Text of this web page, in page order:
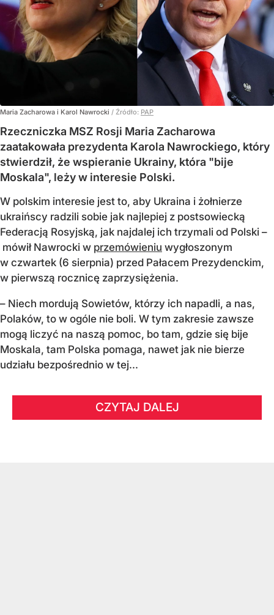
Maria Zacharowa i Karol Nawrocki / Źródło: PAP
Rzeczniczka MSZ Rosji Maria Zacharowa
zaatakowała prezydenta Karola Nawrockiego, który
stwierdził, że wspieranie Ukrainy, która "bije
Moskala", leży w interesie Polski.
W polskim interesie jest to, aby Ukraina i żołnierze
ukraińscy radzili sobie jak najlepiej z postsowiecką
Federacją Rosyjską, jak najdalej ich trzymali od Polski –
mówił Nawrocki w przemówieniu wygłoszonym
w czwartek (6 sierpnia) przed Pałacem Prezydenckim,
w pierwszą rocznicę zaprzysiężenia.
– Niech mordują Sowietów, którzy ich napadli, a nas,
Polaków, to w ogóle nie boli. W tym zakresie zawsze
mogą liczyć na naszą pomoc, bo tam, gdzie się bije
Moskala, tam Polska pomaga, nawet jak nie bierze
udziału bezpośrednio w tej...
CZYTAJ DALEJ